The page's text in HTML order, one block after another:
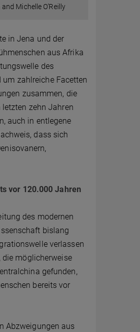
Michelle O’Reilly
in Jena und der
aus Afrika
des
zahlreiche Facetten
zusammen, die
zehn Jahren
auch in entlegene
dass sich
vor 120.000 Jahren
des modernen
bislang
verlassen
die möglicherweise
gefunden,
bereits vor
Abzweigungen aus